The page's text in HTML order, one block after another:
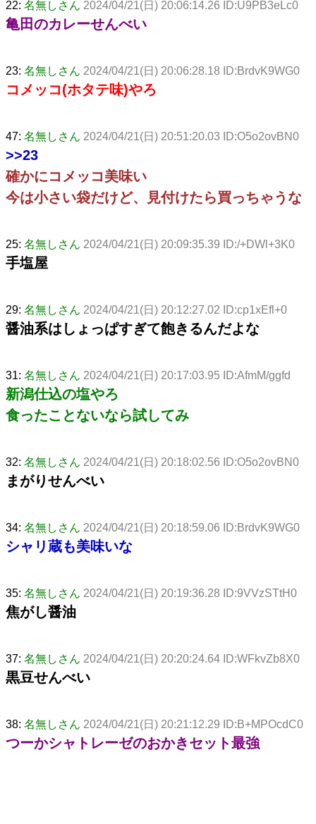
22: 名無しさん 2024/04/21(日) 20:06:14.26 ID:U9PB3eLc0
亀田のカレーせんべい
23: 名無しさん 2024/04/21(日) 20:06:28.18 ID:BrdvK9WG0
コメッコ(ホタテ味)やろ
47: 名無しさん 2024/04/21(日) 20:51:20.03 ID:O5o2ovBN0
>>23
確かにコメッコ美味い
今は小さい袋だけど、見付けたら買っちゃうな
25: 名無しさん 2024/04/21(日) 20:09:35.39 ID:/+DWl+3K0
手塩屋
29: 名無しさん 2024/04/21(日) 20:12:27.02 ID:cp1xEfl+0
醤油系はしょっぱすぎて飽きるんだよな
31: 名無しさん 2024/04/21(日) 20:17:03.95 ID:AfmM/ggfd
新潟仕込の塩やろ
食ったことないなら試してみ
32: 名無しさん 2024/04/21(日) 20:18:02.56 ID:O5o2ovBN0
まがりせんべい
34: 名無しさん 2024/04/21(日) 20:18:59.06 ID:BrdvK9WG0
シャリ蔵も美味いな
35: 名無しさん 2024/04/21(日) 20:19:36.28 ID:9VVzSTtH0
焦がし醤油
37: 名無しさん 2024/04/21(日) 20:20:24.64 ID:WFkvZb8X0
黒豆せんべい
38: 名無しさん 2024/04/21(日) 20:21:12.29 ID:B+MPOcdC0
つーかシャトレーゼのおかきセット最強